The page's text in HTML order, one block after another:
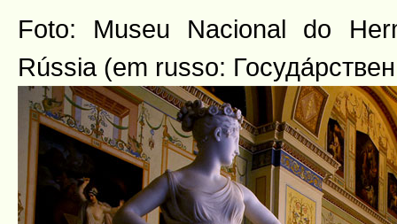
Foto: Museu Nacional do
Rússia (em russo: